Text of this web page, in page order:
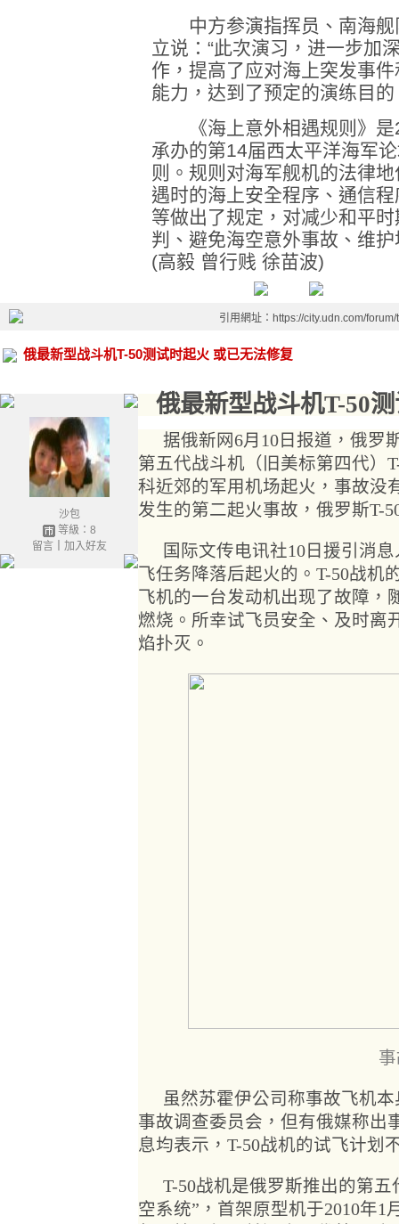
中方参演指挥员、南海舰
立说：“此次演习，进一步加
作，提高了应对海上突发事
能力，达到了预定的演练目的
《海上意外相遇规则》是
承办的第14届西太平洋海军
则。规则对海军舰机的法律
遇时的海上安全程序、通信
等做出了规定，对减少和平
判、避免海空意外事故、维
(高毅 曾行贱 徐苗波)
引用網址：https://city.udn.com/
俄最新型战斗机T-50测试时起火 或已无法修复
沙包
等級：8
留言｜ 加入好友
俄最新型战斗机T-50
据俄新网6月10日报道，俄罗
第五代战斗机（旧美标第四代）
科近郊的军用机场起火，事故没
发生的第二起火事故，俄罗斯T-
国际文传电讯社10日援引消
飞任务降落后起火的。T-50战
飞机的一台发动机出现了故障
燃烧。所幸试飞员安全、及时离
焰扑灭。
虽然苏霍伊公司称事故飞机
事故调查委员会，但有俄媒称出
息均表示，T-50战机的试飞计划
T-50战机是俄罗斯推出的第
空系统”，首架原型机于2010年1